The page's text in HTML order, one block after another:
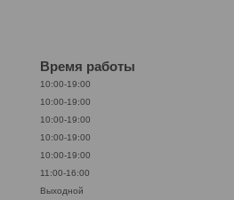
Время работы
10:00-19:00
10:00-19:00
10:00-19:00
10:00-19:00
10:00-19:00
11:00-16:00
Выходной